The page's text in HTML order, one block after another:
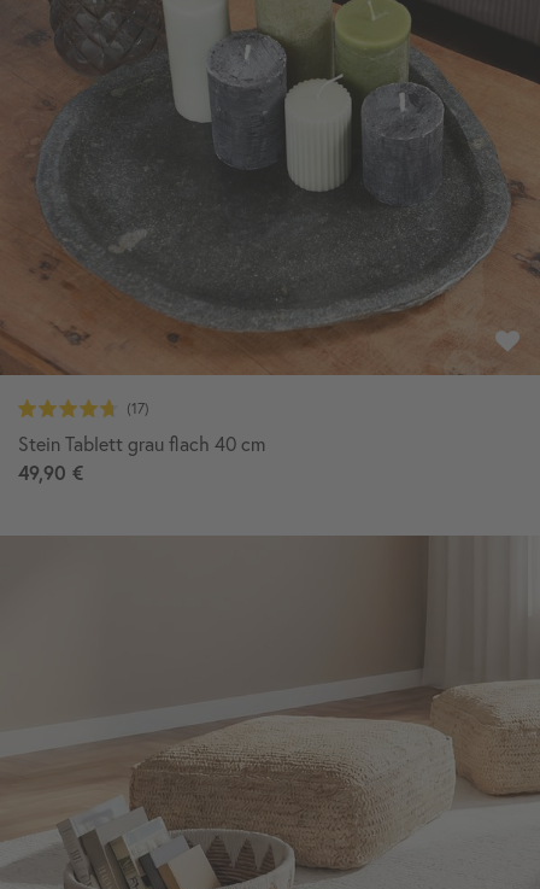
Stein Tablett grau flach 40 cm
49,90 €